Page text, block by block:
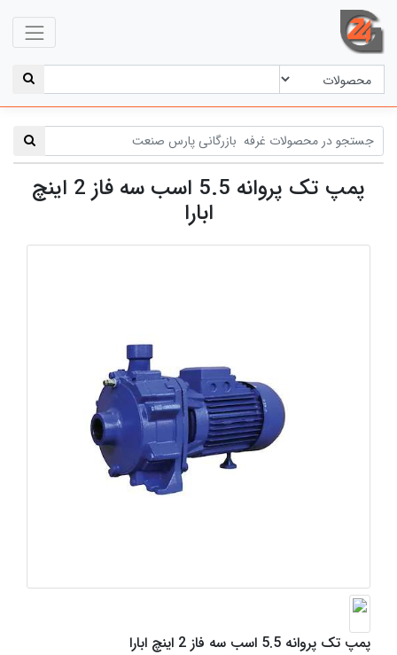
پمپ تک پروانه 5.5 اسب سه فاز 2 اینچ
ابارا
پمپ تک پروانه 5.5 اسب سه فاز 2 اینچ ابارا